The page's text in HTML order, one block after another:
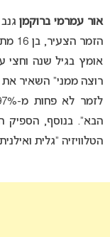
אור עמרמי ברוקמןגנב
הזמר
אומץ בגיל שנה וחצי
רוצה ממני” השאיר את
הבא”. בנוסף, הספיק
הטלוויזיה “גלית